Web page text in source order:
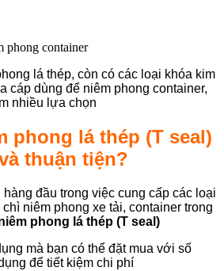
phong container
lá thép, còn có các loại khóa kim
cáp dùng để niêm phong container,
nhiều lựa chọn
phong lá thép (T seal)
thuận tiện?
đầu trong việc cung cấp các loại
niêm phong xe tải, container trong
phong lá thép (T seal)
mà bạn có thể đặt mua với số
để tiết kiệm chi phí